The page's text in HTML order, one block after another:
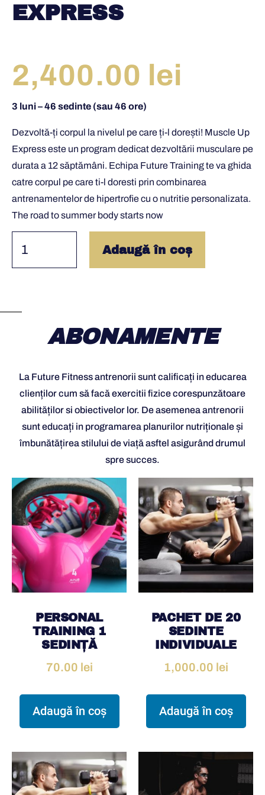
EXPRESS
2,400.00 lei
3 luni – 46 sedinte (sau 46 ore)
Dezvoltă-ți corpul la nivelul pe care ți-l dorești! Muscle Up
Express este un program dedicat dezvoltării musculare pe
durata a 12 săptămâni. Echipa Future Training te va ghida
catre corpul pe care ti-l doresti prin combinarea
antrenamentelor de hipertrofie cu o nutritie personalizata.
The road to summer body starts now
Adaugă în coș
ABONAMENTE
La Future Fitness antrenorii sunt calificați in educarea
clienților cum să facă exercitii fizice corespunzătoare
abilităților si obiectivelor lor. De asemenea antrenorii
sunt educați in programarea planurilor nutriționale și
îmbunătățirea stilului de viață asftel asigurând drumul
spre succes.
PERSONAL
TRAINING 1
SEDINȚĂ
70.00 lei
Adaugă în coș
PACHET DE 20
SEDINTE
INDIVIDUALE
1,000.00 lei
Adaugă în coș